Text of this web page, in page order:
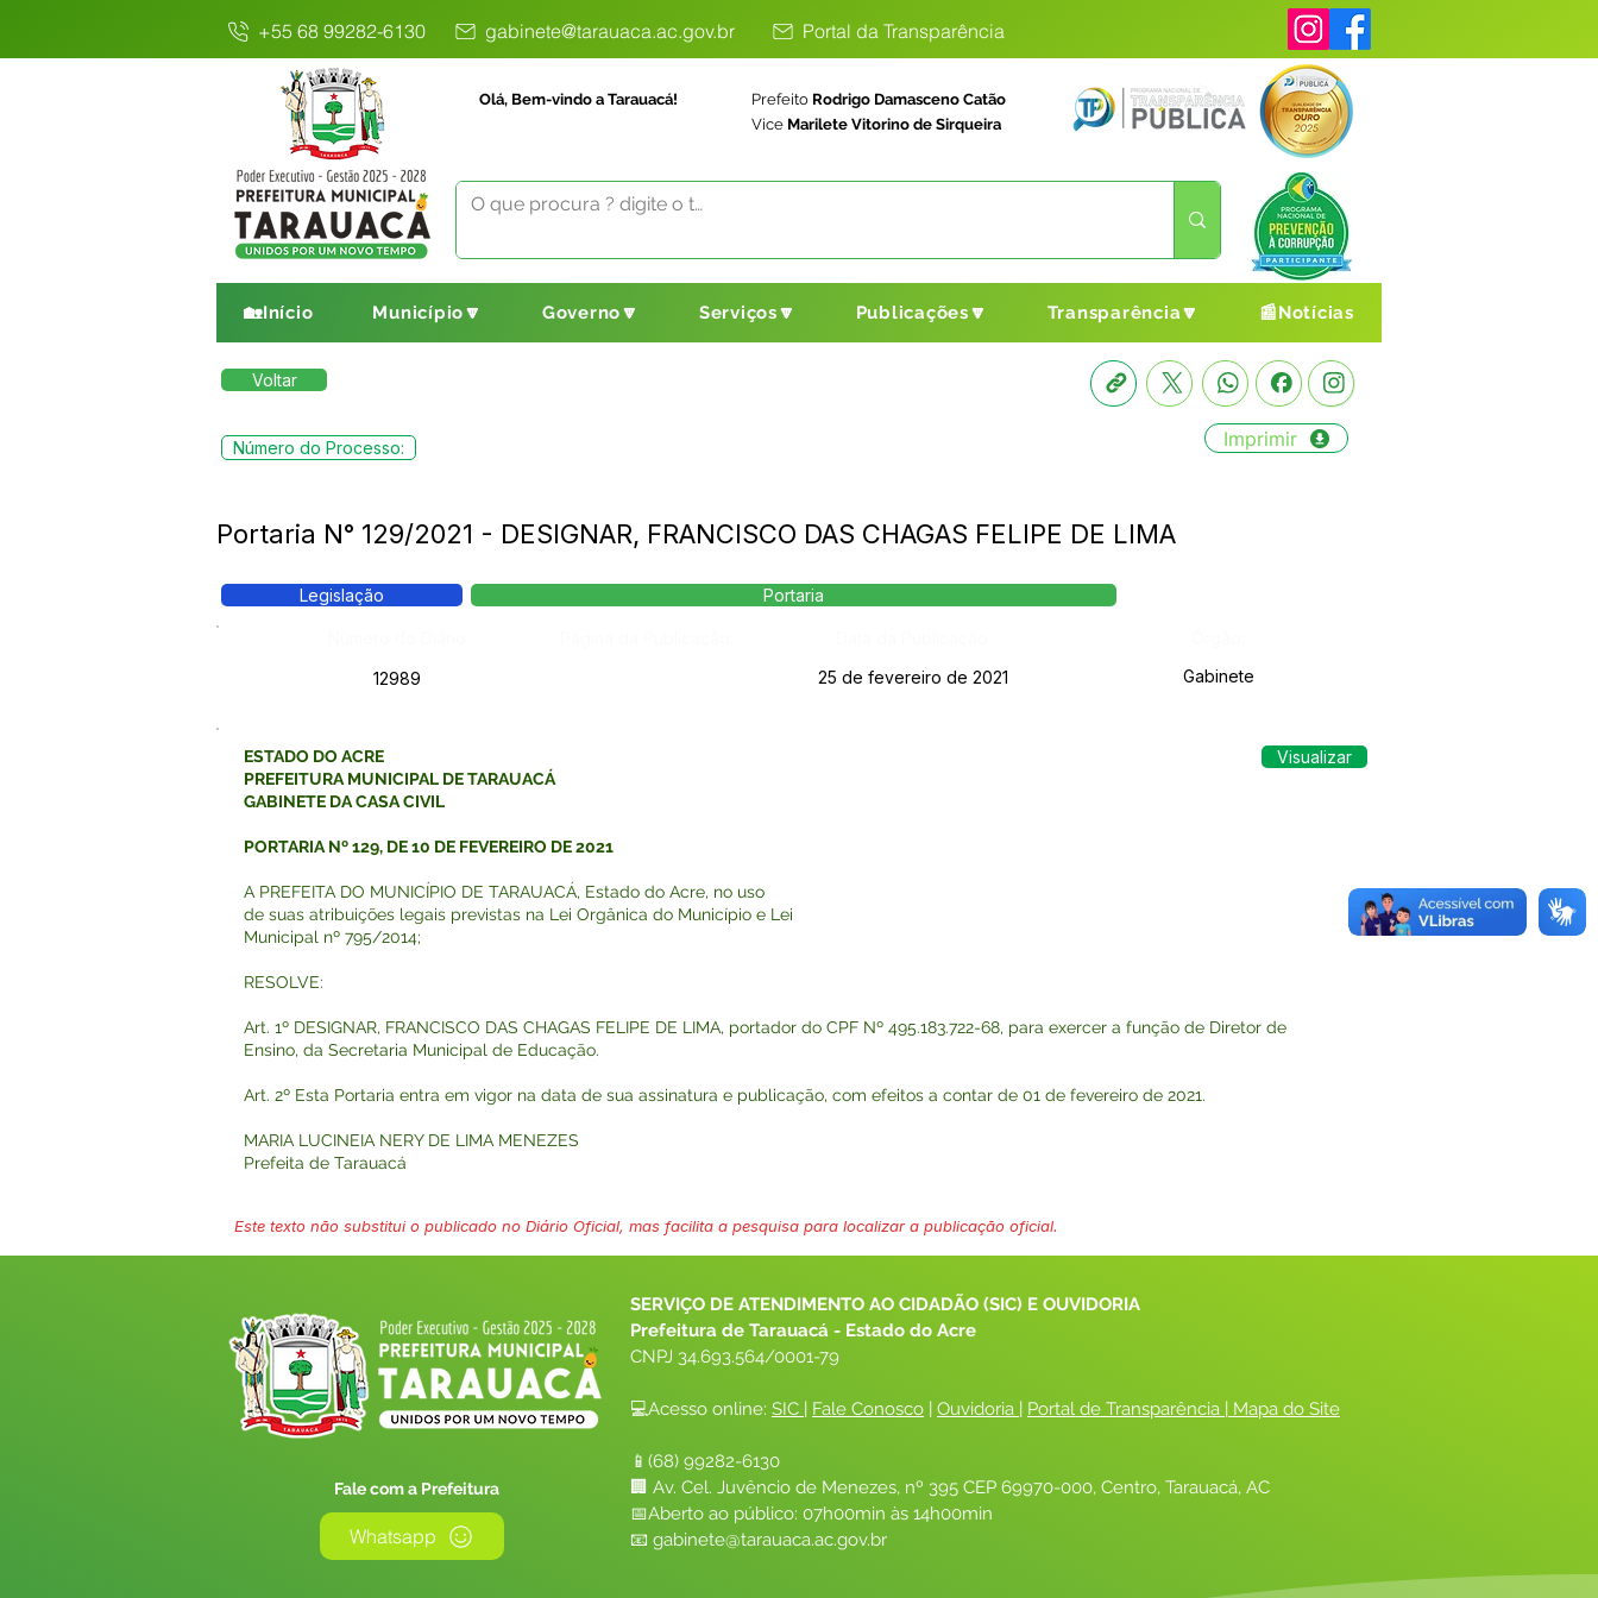
+55 68 99282-6130 gabinete@tarauaca.ac.gov.br Portal da Transparência
Olá, Bem-vindo a Tarauacá! Prefeito Rodrigo Damasceno Catão
Vice Marilete Vitorino de Sirqueira
🏡Início Município🔽 Governo🔽 Serviços🔽 Publicações🔽 Transparência🔽 📰Notícias
Voltar
Número do Processo: Imprimir
Portaria N° 129/2021 - DESIGNAR, FRANCISCO DAS CHAGAS FELIPE DE LIMA
Legislação Portaria
12989
25 de fevereiro de 2021 Gabinete
ESTADO DO ACRE
PREFEITURA MUNICIPAL DE TARAUACÁ
GABINETE DA CASA CIVIL
PORTARIA Nº 129, DE 10 DE FEVEREIRO DE 2021
A PREFEITA DO MUNICÍPIO DE TARAUACÁ, Estado do Acre, no uso
de suas atribuições legais previstas na Lei Orgânica do Município e Lei
Municipal nº 795/2014;
RESOLVE:
Art. 1º DESIGNAR, FRANCISCO DAS CHAGAS FELIPE DE LIMA, portador do CPF Nº 495.183.722-68, para exercer a função de Diretor de
Ensino, da Secretaria Municipal de Educação.
Art. 2º Esta Portaria entra em vigor na data de sua assinatura e publicação, com efeitos a contar de 01 de fevereiro de 2021.
MARIA LUCINEIA NERY DE LIMA MENEZES
Prefeita de Tarauacá
Visualizar
Este texto não substitui o publicado no Diário Oficial, mas facilita a pesquisa para localizar a publicação oficial.
Fale com a Prefeitura
Whatsapp
SERVIÇO DE ATENDIMENTO AO CIDADÃO (SIC) E OUVIDORIA
Prefeitura de Tarauacá - Estado do Acre
CNPJ 34.693.564/0001-79
💻Acesso online: SIC | Fale Conosco | Ouvidoria | Portal de Transparência | Mapa do Site
📱(68) 99282-6130
🏢 Av. Cel. Juvêncio de Menezes, nº 395 CEP 69970-000, Centro, Tarauacá, AC
📅Aberto ao público: 07h00min às 14h00min
📧 gabinete@tarauaca.ac.gov.br